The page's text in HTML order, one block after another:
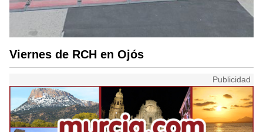
Viernes de RCH en Ojós